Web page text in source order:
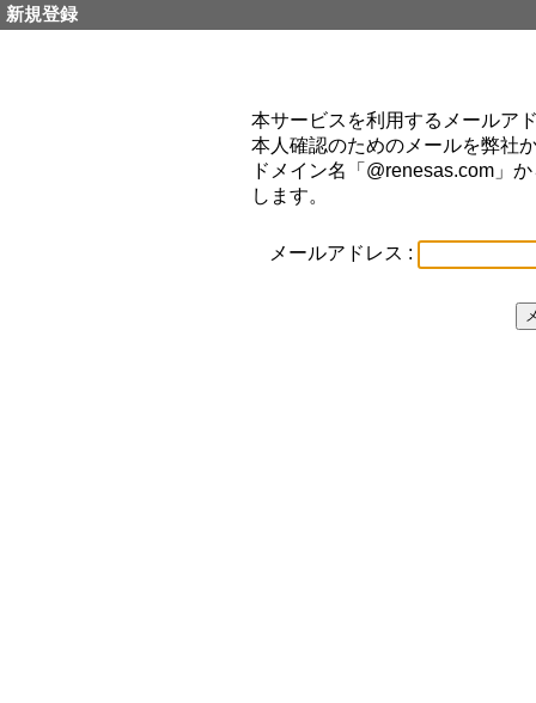
新規登録
本サービスを利用するメールア
本人確認のためのメールを弊社
ドメイン名「@renesas.com」
します。
メールアドレス :